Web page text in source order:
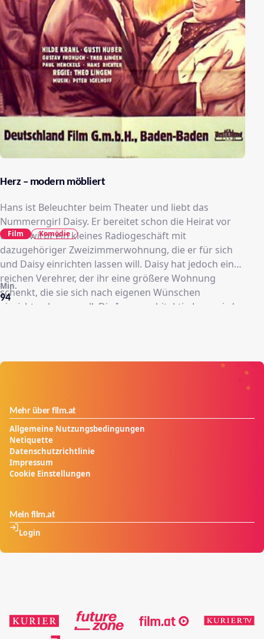
Herz – modern möbliert
Hans ist Beleuchter beim Theater und liebt das
Nummerngirl Daisy. Er bereitet schon die Heirat vor
und erwirbt ein kleines Radiogeschäft mit
dazugehöriger Zweizimmerwohnung, die er für sich
und Daisy einrichten lassen will. Daisy hat jedoch einen
reichen Verehrer, der ihr eine größere Wohnung
schenkt, die sie sich nach eigenen Wünschen
einrichten lassen soll. Die Innenarchitektin Lore wird
94
Min.
Film Komödie
Mehr über film.at
Allgemeine Nutzungsbedingungen
Netiquette
Datenschutzrichtlinie
Impressum
Cookie Einstellungen
Mein film.at
Login